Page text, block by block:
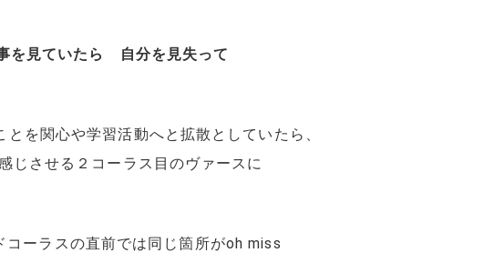
見ていたら 自分を見失って
を関心や学習活動へと拡散としていたら、
じさせる２コーラス目のヴァースに
ーラスの直前では同じ箇所がoh miss